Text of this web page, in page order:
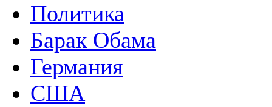
Политика
Барак Обама
Германия
США